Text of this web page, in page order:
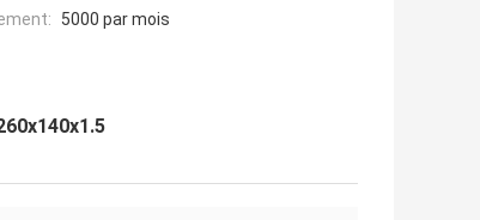
5000 par mois